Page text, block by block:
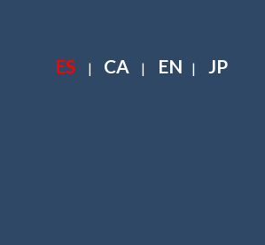
ES | CA | EN | JP